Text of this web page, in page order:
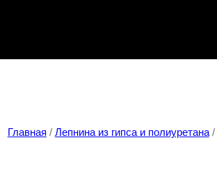
Главная / Лепнина из гипса и полиуретана/